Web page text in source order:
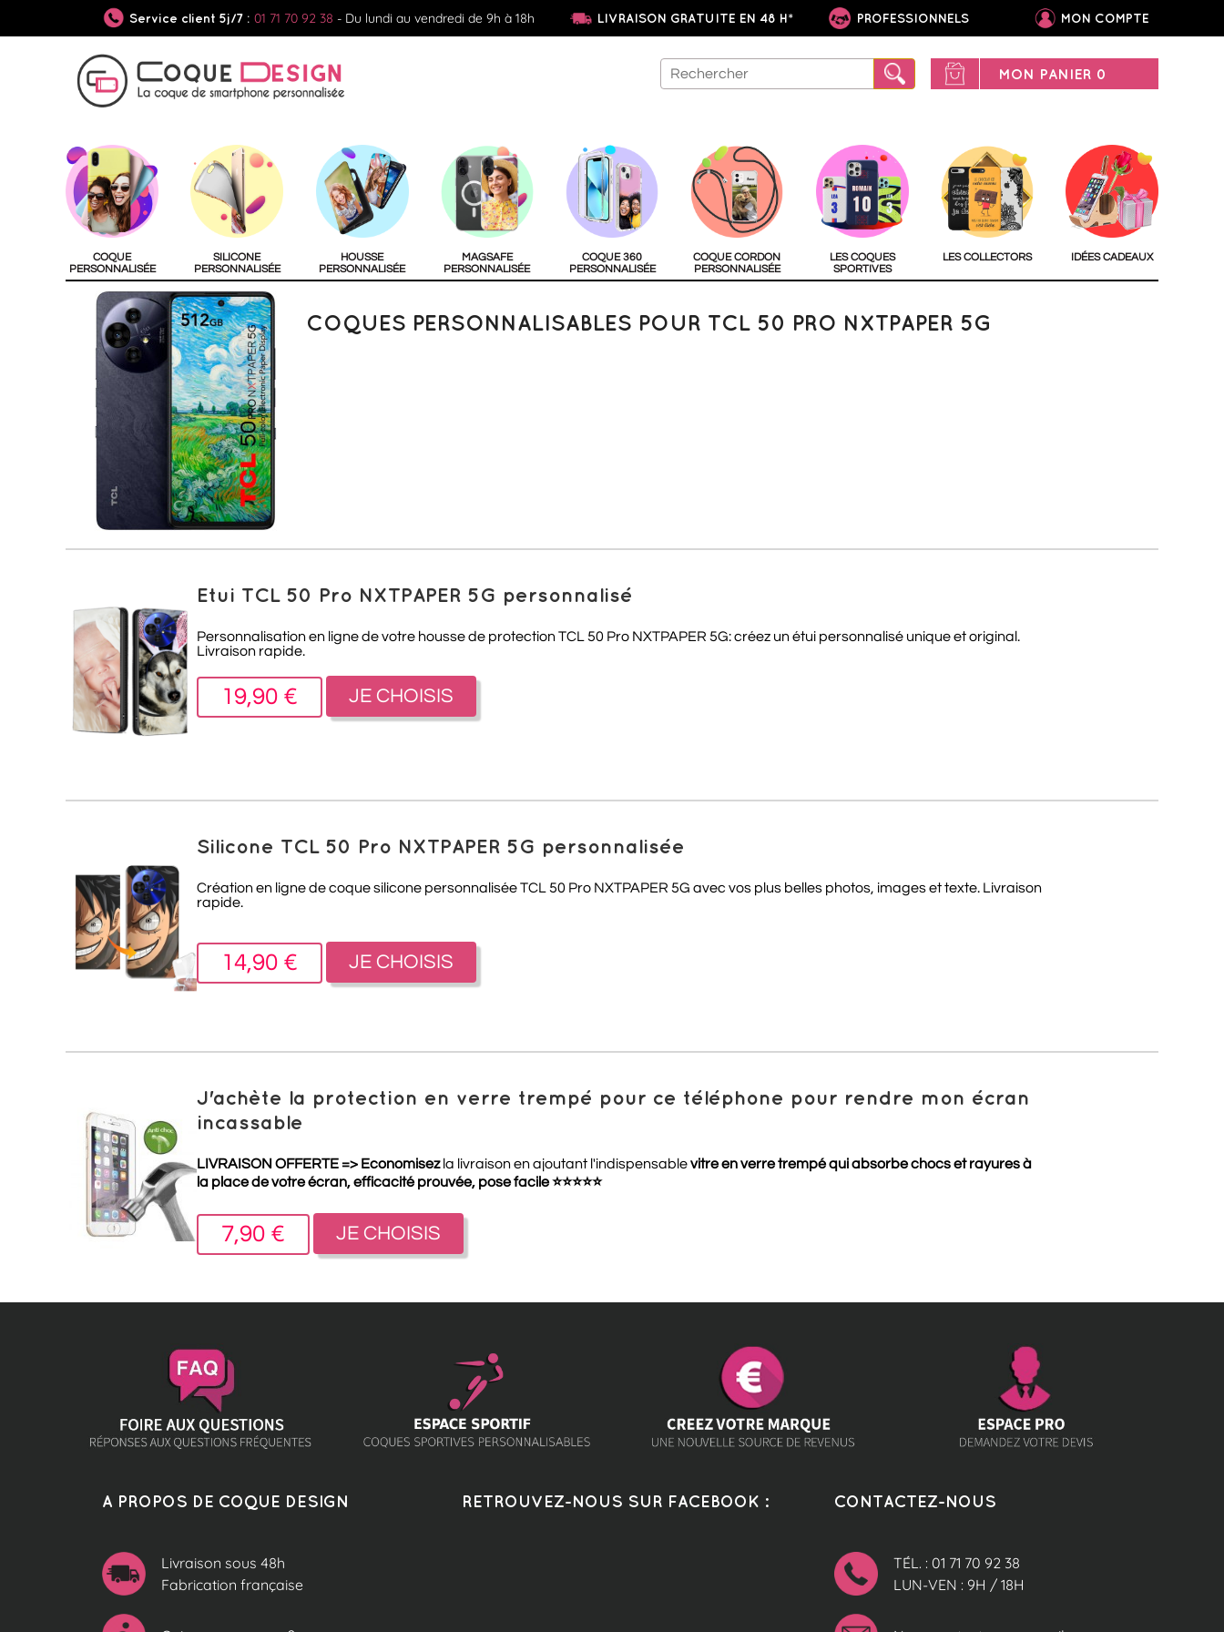
Service client 5j/7 : 01 71 70 92 38 - Du lundi au vendredi de 9h à 18h LIVRAISON GRATUITE EN 48 H* PROFESSIONNELS MON COMPTE
MON PANIER 0
COQUE
PERSONNALISÉE
SILICONE
PERSONNALISÉE
HOUSSE
PERSONNALISÉE
MAGSAFE
PERSONNALISÉE
COQUE 360
PERSONNALISÉE
COQUE CORDON
PERSONNALISÉE
LES COQUES
SPORTIVES
LES COLLECTORS IDÉES CADEAUX
COQUES PERSONNALISABLES POUR TCL 50 PRO NXTPAPER 5G
Etui TCL 50 Pro NXTPAPER 5G personnalisé
Personnalisation en ligne de votre housse de protection TCL 50 Pro NXTPAPER 5G: créez un étui personnalisé unique et original.
Livraison rapide.
19,90 € JE CHOISIS
Silicone TCL 50 Pro NXTPAPER 5G personnalisée
Création en ligne de coque silicone personnalisée TCL 50 Pro NXTPAPER 5G avec vos plus belles photos, images et texte. Livraison
rapide.
14,90 € JE CHOISIS
J'achète la protection en verre trempé pour ce téléphone pour rendre mon écran
incassable
LIVRAISON OFFERTE => Economisezla livraison en ajoutant l'indispensablevitre en verre trempé qui absorbe chocs et rayures à
la place de votre écran, efficacité prouvée, pose facile⭐⭐⭐⭐⭐
7,90 € JE CHOISIS
A PROPOS DE COQUE DESIGN
Livraison sous 48h
Fabrication française
RETROUVEZ-NOUS SUR FACEBOOK : CONTACTEZ-NOUS
TÉL. : 01 71 70 92 38
LUN-VEN : 9H / 18H